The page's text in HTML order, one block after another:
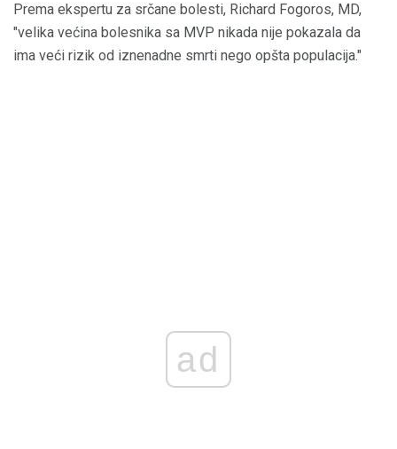
Prema ekspertu za srčane bolesti, Richard Fogoros, MD,
"velika većina bolesnika sa MVP nikada nije pokazala da
ima veći rizik od iznenadne smrti nego opšta populacija."
ad